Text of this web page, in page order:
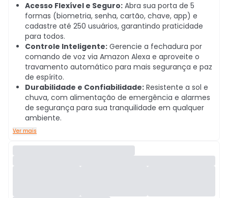
Acesso Flexível e Seguro: Abra sua porta de 5
formas (biometria, senha, cartão, chave, app) e
cadastre até 250 usuários, garantindo praticidade
para todos.
Controle Inteligente: Gerencie a fechadura por
comando de voz via Amazon Alexa e aproveite o
travamento automático para mais segurança e paz
de espírito.
Durabilidade e Confiabilidade: Resistente a sol e
chuva, com alimentação de emergência e alarmes
de segurança para sua tranquilidade em qualquer
ambiente.
Ver mais